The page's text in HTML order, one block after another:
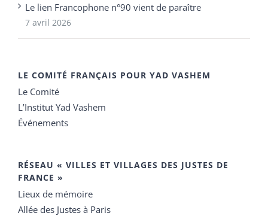
Le lien Francophone n°90 vient de paraître
7 avril 2026
LE COMITÉ FRANÇAIS POUR YAD VASHEM
Le Comité
L’Institut Yad Vashem
Événements
RÉSEAU « VILLES ET VILLAGES DES JUSTES DE
FRANCE »
Lieux de mémoire
Allée des Justes à Paris